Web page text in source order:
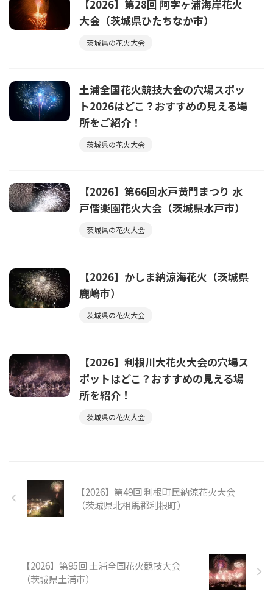
【2026】第28回 阿字ヶ浦海岸花火
大会（茨城県ひたちなか市）
茨城県の花火大会
土浦全国花火競技大会の穴場スポッ
ト2026はどこ？おすすめの見える場
所をご紹介！
茨城県の花火大会
【2026】第66回水戸黄門まつり 水
戸偕楽園花火大会（茨城県水戸市）
茨城県の花火大会
【2026】かしま納涼海花火（茨城県
鹿嶋市）
茨城県の花火大会
【2026】利根川大花火大会の穴場ス
ポットはどこ？おすすめの見える場
所を紹介！
茨城県の花火大会
【2026】第49回 利根町民納涼花火大会
（茨城県北相馬郡利根町）
【2026】第95回 土浦全国花火競技大会
（茨城県土浦市）